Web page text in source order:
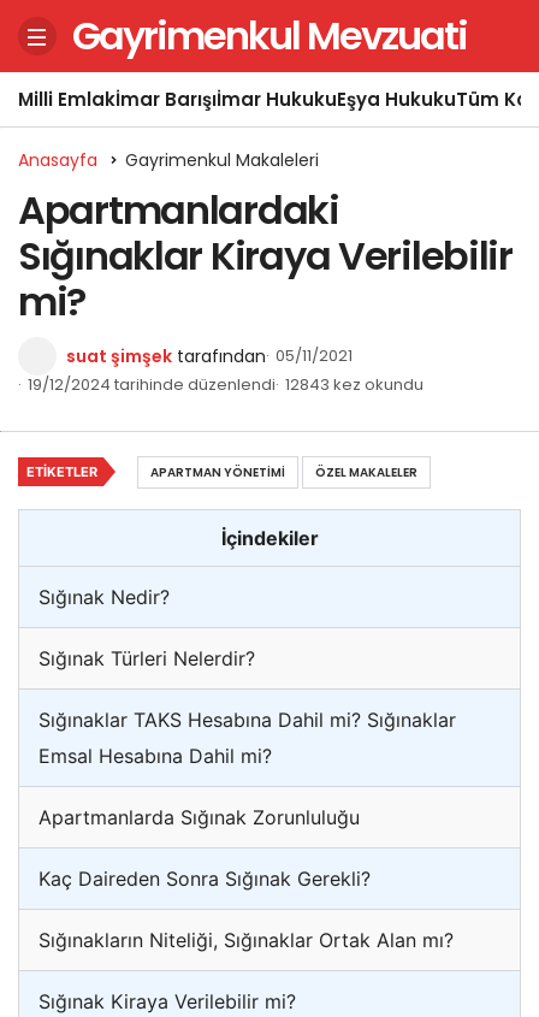
Gayrimenkul Mevzuati
Milli Emlakİmar Barışıİmar HukukuEşya HukukuTüm
Anasayfa Gayrimenkul Makaleleri
Apartmanlardaki
Sığınaklar Kiraya Verilebilir
mi?
suat şimşek tarafından 05/11/2021
19/12/2024 tarihinde düzenlendi 12843 kez okundu
İçindekiler
Sığınak Nedir?
Sığınak Türleri Nelerdir?
Sığınaklar TAKS Hesabına Dahil mi? Sığınaklar
Emsal Hesabına Dahil mi?
Apartmanlarda Sığınak Zorunluluğu
Kaç Daireden Sonra Sığınak Gerekli?
Sığınakların Niteliği, Sığınaklar Ortak Alan mı?
Sığınak Kiraya Verilebilir mi?
ETIKETLER APARTMAN YÖNETIMI ÖZEL MAKALELER